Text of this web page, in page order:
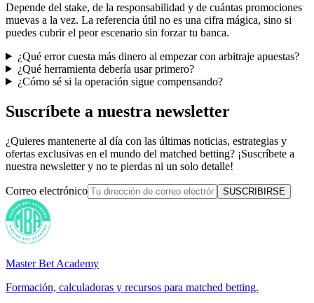
Depende del stake, de la responsabilidad y de cuántas promociones
muevas a la vez. La referencia útil no es una cifra mágica, sino si
puedes cubrir el peor escenario sin forzar tu banca.
¿Qué error cuesta más dinero al empezar con arbitraje apuestas?
¿Qué herramienta debería usar primero?
¿Cómo sé si la operación sigue compensando?
Suscríbete a nuestra newsletter
¿Quieres mantenerte al día con las últimas noticias, estrategias y
ofertas exclusivas en el mundo del matched betting? ¡Suscríbete a
nuestra newsletter y no te pierdas ni un solo detalle!
Correo electrónico SUSCRIBIRSE
Master Bet Academy
Formación, calculadoras y recursos para matched betting.